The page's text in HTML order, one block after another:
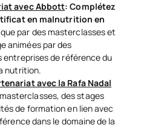
avec Abbott: Complétez
en malnutrition en
par des masterclasses et
animées par des
entreprises de référence du
nutrition.
avec la Rafa Nadal
des stages
de formation en lien avec
dans le domaine de la